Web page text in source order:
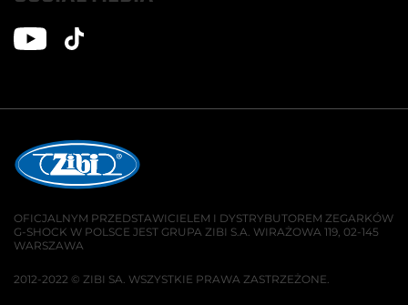
OFICJALNYM PRZEDSTAWICIELEM I DYSTRYBUTOREM ZEGARKÓW
G-SHOCK W POLSCE JEST GRUPA ZIBI S.A. WIRAŻOWA 119, 02-145
WARSZAWA
2012-2022 © ZIBI SA. WSZYSTKIE PRAWA ZASTRZEŻONE.